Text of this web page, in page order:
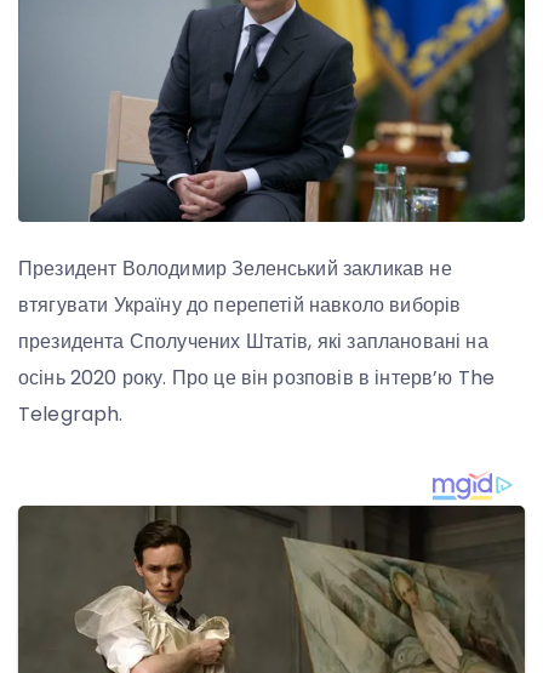
Президент Володимир Зеленський закликав не
втягувати Україну до перепетій навколо виборів
президента Сполучених Штатів, які заплановані на
осінь 2020 року. Про це він розповів в інтерв’ю The
Telegraph.